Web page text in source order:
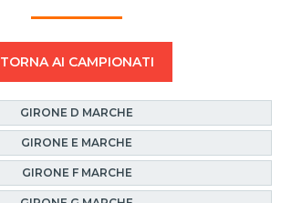
TORNA AI CAMPIONATI
GIRONE D MARCHE
GIRONE E MARCHE
GIRONE F MARCHE